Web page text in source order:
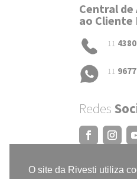
Central
ao Cliente
11
11
Redes
O site da Rivesti utiliza